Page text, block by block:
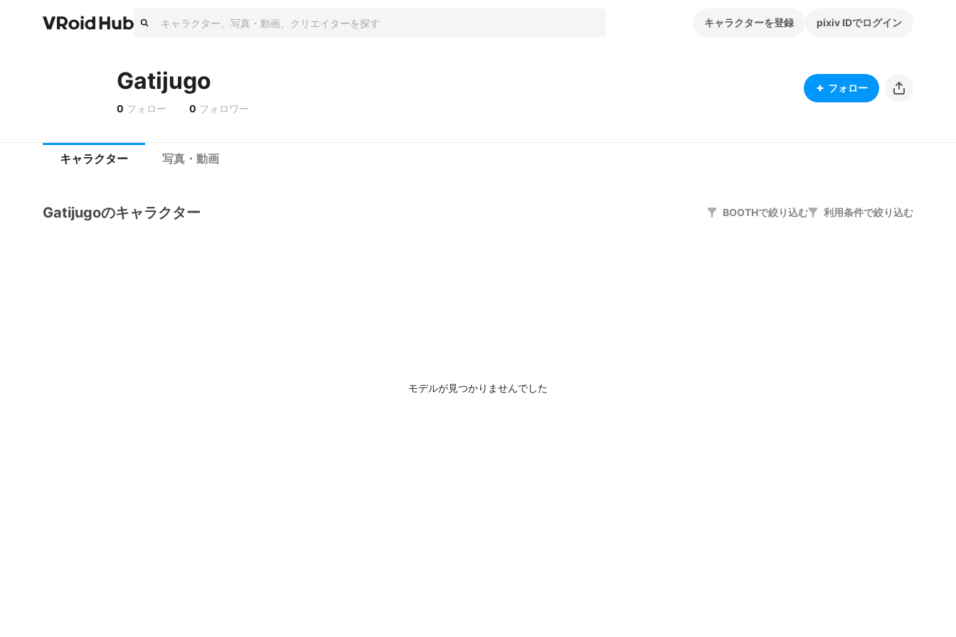
キャラクターを登録 pixiv IDでログイン
Gatijugo
0 フォロー 0 フォロワー
フォロー
キャラクター 写真・動画
Gatijugoのキャラクター BOOTHで絞り込む 利用条件で絞り込む
モデルが見つかりませんでした